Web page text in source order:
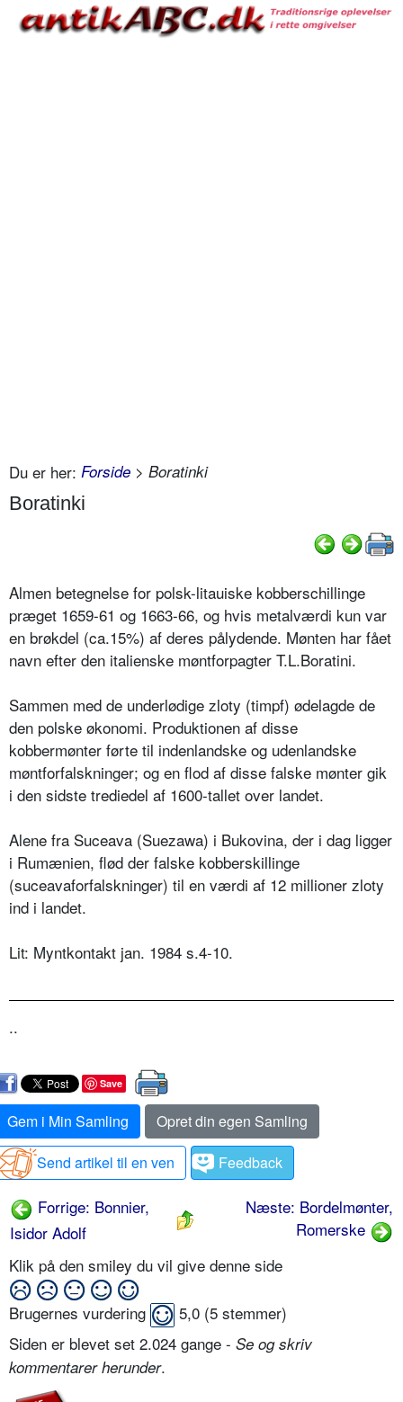
Du er her: Forside > Boratinki
Boratinki
Almen betegnelse for polsk-litauiske kobberschillinge
præget 1659-61 og 1663-66, og hvis metalværdi kun var
en brøkdel (ca.15%) af deres pålydende. Mønten har fået
navn efter den italienske møntforpagter T.L.Boratini.
Sammen med de underlødige zloty (timpf) ødelagde de
den polske økonomi. Produktionen af disse
kobbermønter førte til indenlandske og udenlandske
møntforfalskninger; og en flod af disse falske mønter gik
i den sidste trediedel af 1600-tallet over landet.
Alene fra Suceava (Suezawa) i Bukovina, der i dag ligger
i Rumænien, flød der falske kobberskillinge
(suceavaforfalskninger) til en værdi af 12 millioner zloty
ind i landet.
Lit: Myntkontakt jan. 1984 s.4-10.
..
Save
Gem i Min Samling
Opret din egen Samling
Send artikel til en ven
Feedback
Forrige: Bonnier,
Isidor Adolf
Næste: Bordelmønter,
Romerske
Klik på den smiley du vil give denne side
Brugernes vurdering 5,0 (5 stemmer)
Siden er blevet set 2.024 gange - Se og skriv
kommentarer herunder.